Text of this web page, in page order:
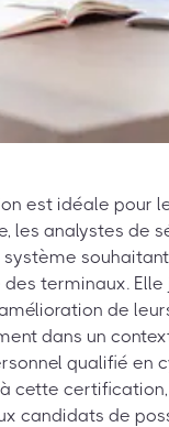
est idéale pour
les analystes de
terminaux. Elle
de
dans un
qualifié en
cette
candidats de